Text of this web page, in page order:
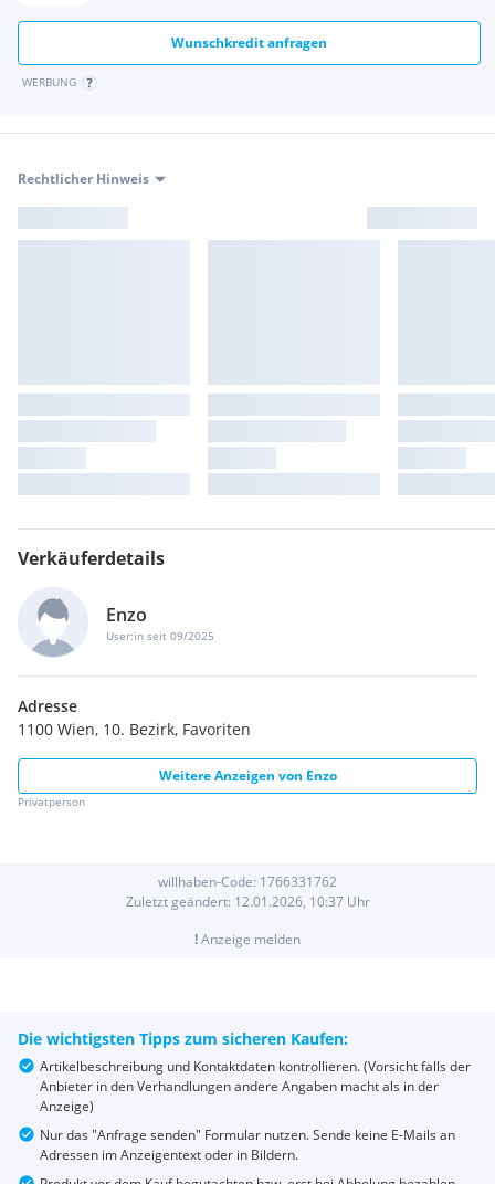
Wunschkredit anfragen
WERBUNG
Rechtlicher Hinweis
Verkäuferdetails
Enzo
User:in seit 09/2025
Adresse
1100 Wien, 10. Bezirk, Favoriten
Weitere Anzeigen von Enzo
Privatperson
willhaben-Code: 1766331762
Zuletzt geändert: 12.01.2026, 10:37Uhr
!Anzeige melden
Die wichtigsten Tipps zum sicheren Kaufen:
Artikelbeschreibung und Kontaktdaten kontrollieren. (Vorsicht falls der
Anbieter in den Verhandlungen andere Angaben macht als in der
Anzeige)
Nur das "Anfrage senden" Formular nutzen. Sende keine E-Mails an
Adressen im Anzeigentext oder in Bildern.